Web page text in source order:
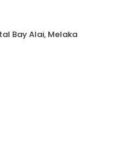
Bay Alai, Melaka